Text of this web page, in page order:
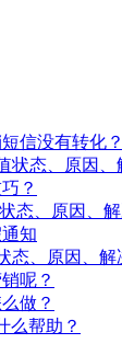
信没有转化？
状态、原因
？
态、原因、
通知
态、原因、
呢？
做？
么帮助？